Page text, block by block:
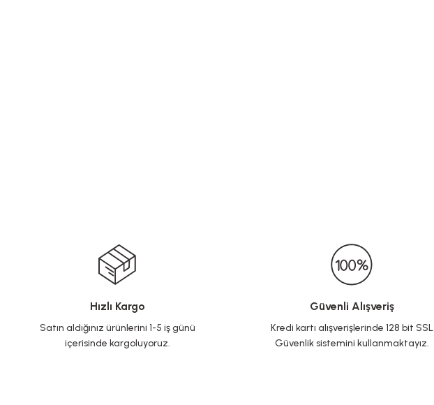
Hızlı Kargo
Satın aldığınız ürünlerini 1-5 iş günü
içerisinde kargoluyoruz.
Güvenli Alışveriş
Kredi kartı alışverişlerinde 128 bit SSL
Güvenlik sistemini kullanmaktayız.